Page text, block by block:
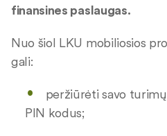
finansines paslaugas.
Nuo šiol LKU mobiliosios
gali:
peržiūrėti savo
PIN kodus;